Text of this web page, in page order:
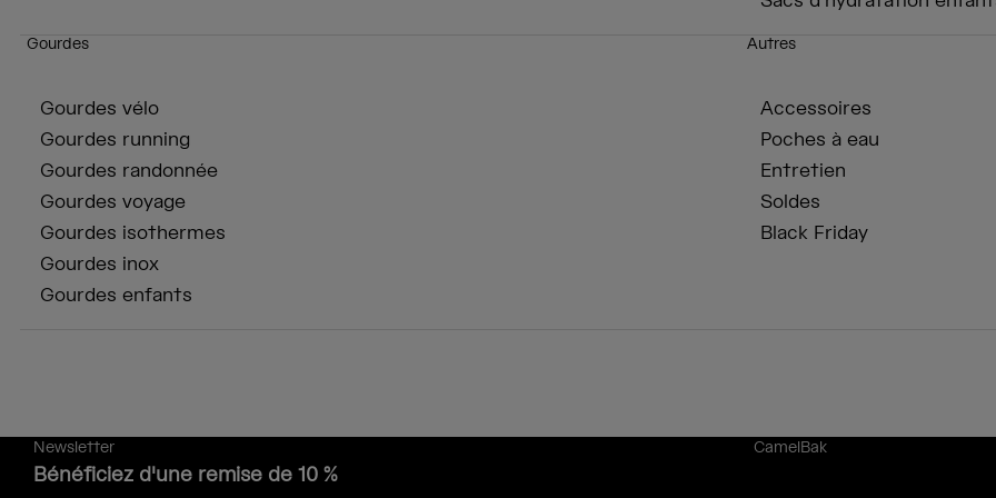
Gourdes
Gourdes vélo
Gourdes running
Gourdes randonnée
Gourdes voyage
Gourdes isothermes
Gourdes inox
Gourdes enfants
Autres
Accessoires
Poches à eau
Entretien
Soldes
Black Friday
Newsletter
Bénéficiez d'une remise de 10 %
CamelBak